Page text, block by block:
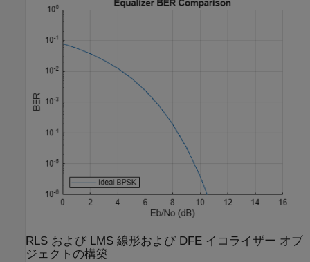
RLS および LMS 線形および DFE イコライザー オブ
ジェクトの構築